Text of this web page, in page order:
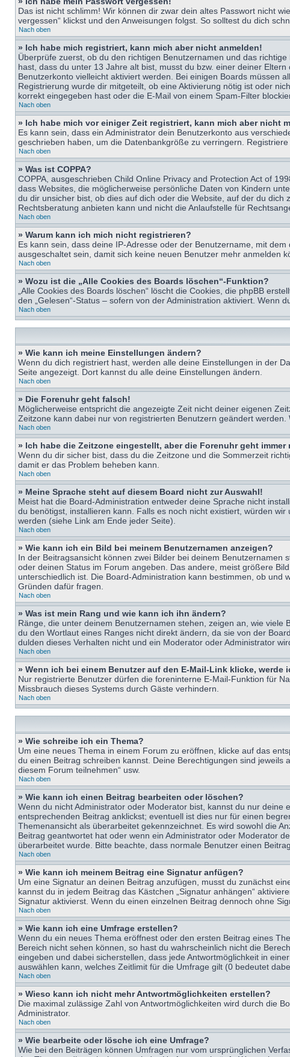
Das ist nicht schlimm! Wir können dir zwar dein altes Passwort nicht
vergessen“ klickst und den Anweisungen folgst. So solltest du dich
Nach oben
» Ich habe mich registriert, kann mich aber nicht anmelden!
Überprüfe zuerst, ob du den richtigen Benutzernamen und das
hast, dass du unter 13 Jahre alt bist, musst du bzw. einer deiner
Benutzerkonto vielleicht aktiviert werden. Bei einigen Boards müssen
Registrierung wurde dir mitgeteilt, ob eine Aktivierung nötig ist oder
korrekt eingegeben hast oder die E-Mail von einem Spam-Filter
Nach oben
» Ich habe mich vor einiger Zeit registriert, kann mich aber nicht
Es kann sein, dass ein Administrator dein Benutzerkonto aus
geschrieben haben, um die Datenbankgröße zu verringern.
Nach oben
» Was ist COPPA?
COPPA, ausgeschrieben Child Online Privacy and Protection Act of
dass Websites, die möglicherweise persönliche Daten von Kindern
du dir unsicher bist, ob dies auf dich oder die Website, auf der du
Rechtsberatung anbieten kann und nicht die Anlaufstelle für
Nach oben
» Warum kann ich mich nicht registrieren?
Es kann sein, dass deine IP-Adresse oder der Benutzername, mit
ausgeschaltet sein, damit sich keine neuen Benutzer mehr anmelden
Nach oben
» Wozu ist die „Alle Cookies des Boards löschen“-Funktion?
„Alle Cookies des Boards löschen“ löscht die Cookies, die phpBB
den „Gelesen“-Status – sofern von der Administration aktiviert. Wenn
Nach oben
» Wie kann ich meine Einstellungen ändern?
Wenn du dich registriert hast, werden alle deine Einstellungen in der
Seite angezeigt. Dort kannst du alle deine Einstellungen ändern.
Nach oben
» Die Forenuhr geht falsch!
Möglicherweise entspricht die angezeigte Zeit nicht deiner eigenen
Zeitzone kann dabei nur von registrierten Benutzern geändert
Nach oben
» Ich habe die Zeitzone eingestellt, aber die Forenuhr geht immer
Wenn du dir sicher bist, dass du die Zeitzone und die Sommerzeit
damit er das Problem beheben kann.
Nach oben
» Meine Sprache steht auf diesem Board nicht zur Auswahl!
Meist hat die Board-Administration entweder deine Sprache nicht
du benötigst, installieren kann. Falls es noch nicht existiert, würden
werden (siehe Link am Ende jeder Seite).
Nach oben
» Wie kann ich ein Bild bei meinem Benutzernamen anzeigen?
In der Beitragsansicht können zwei Bilder bei deinem
oder deinen Status im Forum angeben. Das andere, meist größere
unterschiedlich ist. Die Board-Administration kann bestimmen, ob
Gründen dafür fragen.
Nach oben
» Was ist mein Rang und wie kann ich ihn ändern?
Ränge, die unter deinem Benutzernamen stehen, zeigen an, wie
du den Wortlaut eines Ranges nicht direkt ändern, da sie von der
dulden dieses Verhalten nicht und ein Moderator oder Administrator
Nach oben
» Wenn ich bei einem Benutzer auf den E-Mail-Link klicke, werde
Nur registrierte Benutzer dürfen die foreninterne E-Mail-Funktion für
Missbrauch dieses Systems durch Gäste verhindern.
Nach oben
» Wie schreibe ich ein Thema?
Um eine neues Thema in einem Forum zu eröffnen, klicke auf das
du einen Beitrag schreiben kannst. Deine Berechtigungen sind jeweils
diesem Forum teilnehmen“ usw.
Nach oben
» Wie kann ich einen Beitrag bearbeiten oder löschen?
Wenn du nicht Administrator oder Moderator bist, kannst du nur deine
entsprechenden Beitrag anklickst; eventuell ist dies nur für einen
Themenansicht als überarbeitet gekennzeichnet. Es wird sowohl die
Beitrag geantwortet hat oder wenn ein Administrator oder Moderator
überarbeitet wurde. Bitte beachte, dass normale Benutzer einen
Nach oben
» Wie kann ich meinem Beitrag eine Signatur anfügen?
Um eine Signatur an deinen Beitrag anzufügen, musst du zunächst
kannst du in jedem Beitrag das Kästchen „Signatur anhängen“
Signatur aktivierst. Wenn du einen einzelnen Beitrag dennoch ohne
Nach oben
» Wie kann ich eine Umfrage erstellen?
Wenn du ein neues Thema eröffnest oder den ersten Beitrag eines
Bereich nicht sehen können, so hast du wahrscheinlich nicht die
eingeben und dabei sicherstellen, dass jede Antwortmöglichkeit in
auswählen kann, welches Zeitlimit für die Umfrage gilt (0 bedeutet
Nach oben
» Wieso kann ich nicht mehr Antwortmöglichkeiten erstellen?
Die maximal zulässige Zahl von Antwortmöglichkeiten wird durch die
Administrator.
Nach oben
» Wie bearbeite oder lösche ich eine Umfrage?
Wie bei den Beiträgen können Umfragen nur vom ursprünglichen